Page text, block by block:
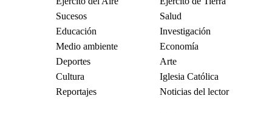
Sucesos
Salud
Educación
Investigación
Medio ambiente
Economía
Deportes
Arte
Cultura
Iglesia Católica
Reportajes
Noticias del lector